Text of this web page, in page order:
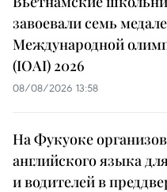
завоевали семь
Международной
(IOAI) 2026
08/08/2026 13:58
На Фукуоке
английского языка
и водителей в